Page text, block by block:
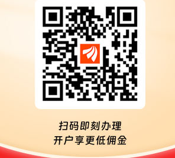
告
暨2026年第一季度业绩暨现金分红说明会的公告
公司关于合肥埃科光电科技股份有限公司2025年度
独立性自查情况的专项报告
评价报告
述职报告(曹崇延)
审计报告
述职报告(孙怡宁)